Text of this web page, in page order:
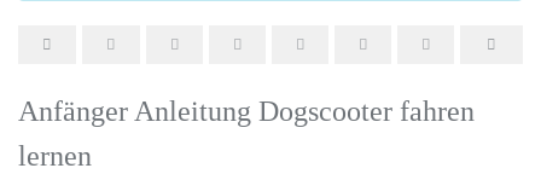
Anfänger Anleitung Dogscooter fahren
lernen